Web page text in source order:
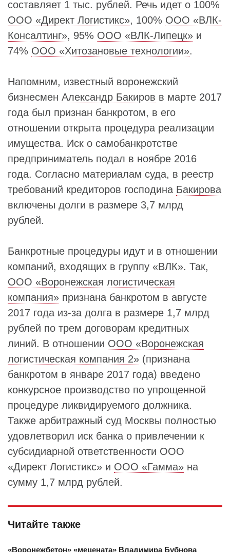
составляет 1 тыс. рублей. Речь идет о 100%
ООО «Директ Логистикс», 100% ООО «ВЛК-
Консалтинг», 95% ООО «ВЛК-Липецк» и
74% ООО «Хитозановые технологии».
Напомним, известный воронежский
бизнесмен Александр Бакиров в марте 2017
года был признан банкротом, в его
отношении открыта процедура реализации
имущества. Иск о самобанкротстве
предприниматель подал в ноябре 2016
года. Согласно материалам суда, в реестр
требований кредиторов господина Бакирова
включены долги в размере 3,7 млрд
рублей.
Банкротные процедуры идут и в отношении
компаний, входящих в группу «ВЛК». Так,
ООО «Воронежская логистическая
компания» признана банкротом в августе
2017 года из-за долга в размере 1,7 млрд
рублей по трем договорам кредитных
линий. В отношении ООО «Воронежская
логистическая компания 2» (признана
банкротом в январе 2017 года) введено
конкурсное производство по упрощенной
процедуре ликвидируемого должника.
Также арбитражный суд Москвы полностью
удовлетворил иск банка о привлечении к
субсидиарной ответственности ООО
«Директ Логистикс» и ООО «Гамма» на
сумму 1,7 млрд рублей.
Читайте также
«Воронежбетон» «мецената» Владимира Бубнова